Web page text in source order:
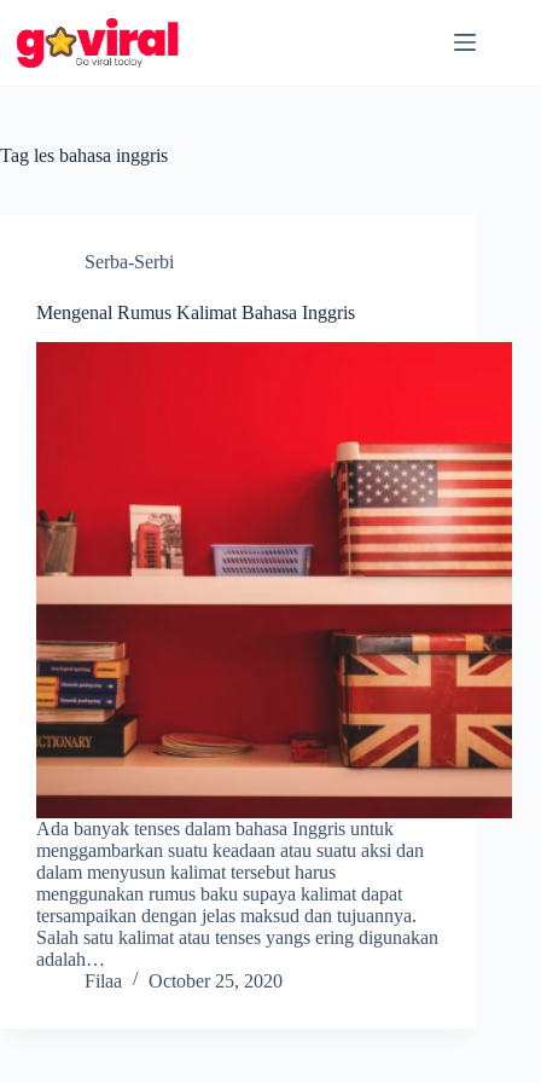
content
Tag les bahasa inggris
Serba-Serbi
Mengenal Rumus Kalimat Bahasa Inggris
Ada banyak tenses dalam bahasa Inggris untuk
menggambarkan suatu keadaan atau suatu aksi dan
dalam menyusun kalimat tersebut harus
menggunakan rumus baku supaya kalimat dapat
tersampaikan dengan jelas maksud dan tujuannya.
Salah satu kalimat atau tenses yangs ering digunakan
adalah…
Filaa
October 25, 2020